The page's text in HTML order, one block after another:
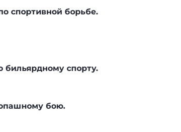
спортивной борьбе.
бильярдному спорту.
бою.